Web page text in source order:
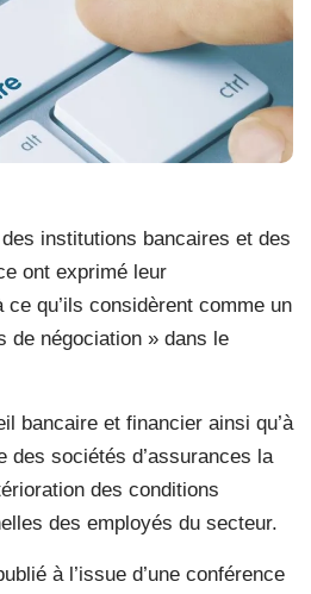
institutions bancaires et des
ont exprimé leur
qu’ils considèrent comme un
de négociation » dans le
bancaire et financier ainsi qu’à
des sociétés d’assurances la
des conditions
des employés du secteur.
à l’issue d’une conférence